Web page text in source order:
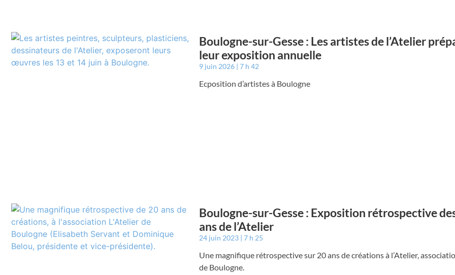
Boulogne-sur-Gesse : Les artistes de l’Atelier
leur exposition annuelle
9 juin 2026 7 h 42
Ecposition d’artistes à Boulogne
Boulogne-sur-Gesse : Exposition rétrospective
ans de l’Atelier
24 juin 2023 7 h 25
Une magnifique rétrospective sur 20 ans de créations à l’Atelier,
de Boulogne.